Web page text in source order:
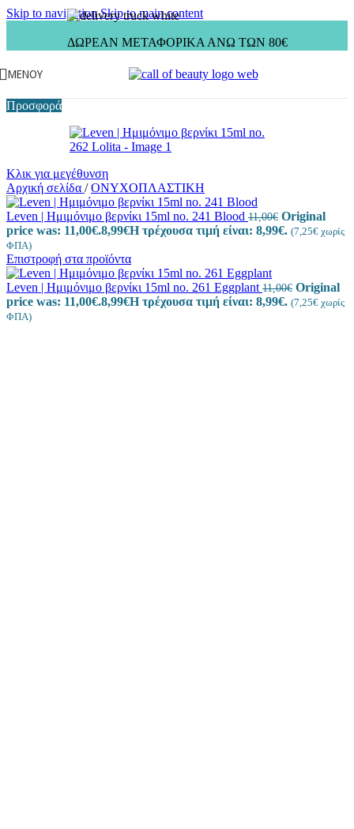
Skip to navigationSkip to main content
ΔΩΡΕΑΝ ΜΕΤΑΦΟΡΙΚΑ ΑΝΩ ΤΩΝ 80€
ΜΕΝΟΎ
Προσφορά
Κλικ για μεγέθυνση
Αρχική σελίδα / ΟΝΥΧΟΠΛΑΣΤΙΚΗ
Leven | Ημιμόνιμο βερνίκι 15ml no. 241 Blood 11,00€ Original
price was: 11,00€.8,99€Η τρέχουσα τιμή είναι: 8,99€. (7,25€ χωρίς
ΦΠΑ)
Επιστροφή στα προϊόντα
Leven | Ημιμόνιμο βερνίκι 15ml no. 261 Eggplant 11,00€ Original
price was: 11,00€.8,99€Η τρέχουσα τιμή είναι: 8,99€. (7,25€ χωρίς
ΦΠΑ)